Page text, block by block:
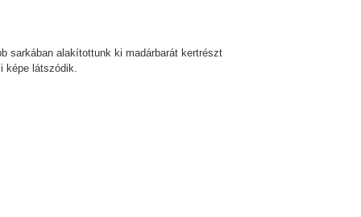
sarkában alakítottunk ki madárbarát kertrészt
képe látszódik.